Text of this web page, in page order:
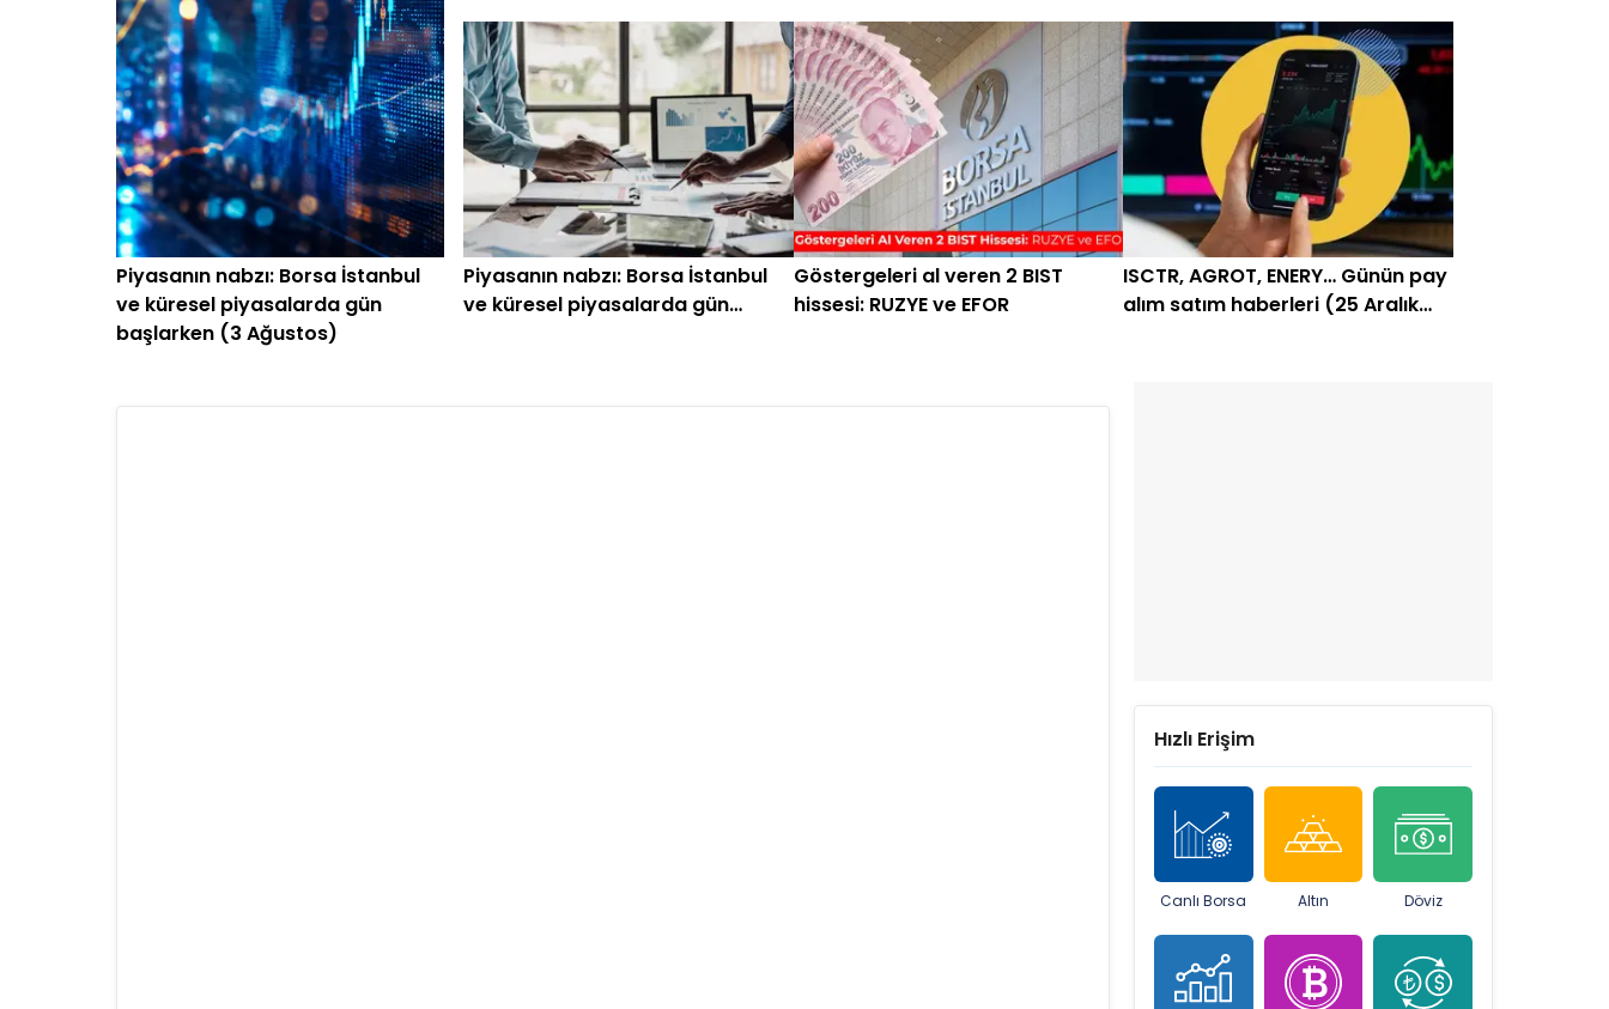
Piyasanın nabzı: Borsa İstanbul
ve küresel piyasalarda gün
başlarken (3 Ağustos)
Piyasanın nabzı: Borsa İstanbul
ve küresel piyasalarda gün
Göstergeleri al veren 2 BIST
hissesi: RUZYE ve EFOR
ISCTR, AGROT, ENERY… Günün pay
alım satım haberleri (25 Aralık
Hızlı Erişim
Canlı Borsa Altın Döviz